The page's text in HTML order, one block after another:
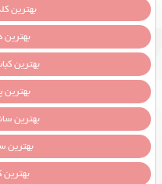
بهترین
بهترین
بهترین
بهترین
بهترین
بهترین
بهترین